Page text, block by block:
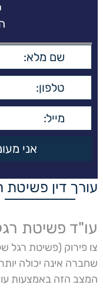
עורך דין פשיטת
עו"ד פשיטת
צו פירוק (פשיטת רגל
שחברה אינה יכולה
המצב הזה באמצעות